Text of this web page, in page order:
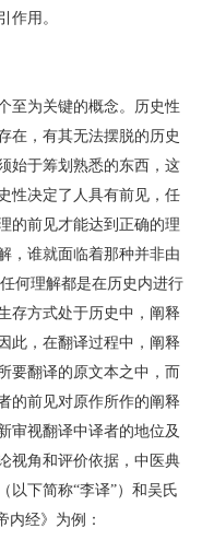
作用。
为关键的概念。历史性
在，有其无法摆脱的历史
始于筹划熟悉的东西，这
性决定了人具有前见，任
的前见才能达到正确的理
，谁就面临着那种并非由
何理解都是在历史内进行
存方式处于历史中，阐释
此，在翻译过程中，阐释
要翻译的原文本之中，而
的前见对原作所作的阐释
审视翻译中译者的地位及
视角和评价依据，中医典
以下简称“李译”）和吴氏
内经》为例：